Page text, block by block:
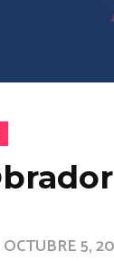
OCTUBRE 5,